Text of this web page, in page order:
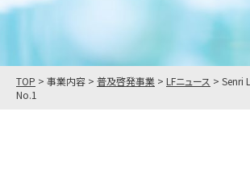
TOP > 事業内容 > 普及啓発事業 > LFニュース > Senri
No.1